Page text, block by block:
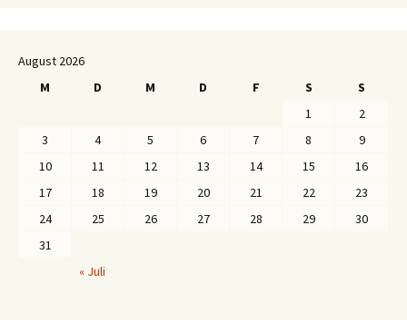
August 2026
M
D M D F S
S
1
2
3
4 5 6 7 8
9
10
11 12 13 14 15
16
17
18 19 20 21 22
23
24
25 26 27 28 29
30
31
« Juli